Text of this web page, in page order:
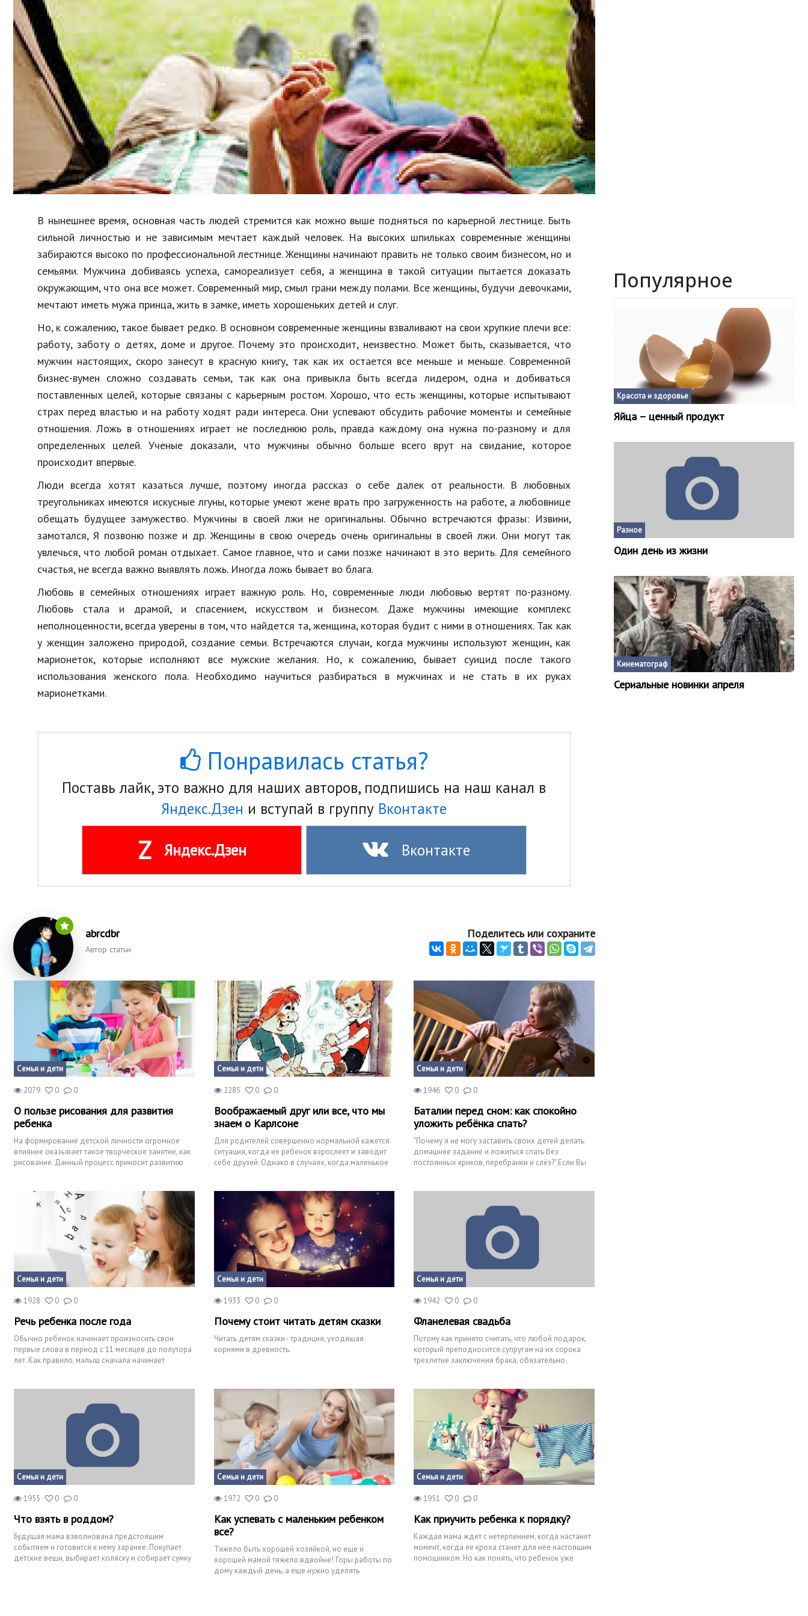
Образование
В мире
Культура
Авто, мото
Спорт
Знаменитости
Недвижимость
Спорт и фитнес
Психология и отношения
Творчество и рукоделие
Разное
Работа и бизнес
Животные
Еда и напитки
Мода и стиль
Бизнес
Хобби и развлечения
Финансы
Юриспруденция
Природа
Образование
Наука и технологии
В нынешнее время, основная часть людей стремится как можно выше подняться по карьерной лестнице. Быть
сильной личностью и не зависимым мечтает каждый человек. На высоких шпильках современные женщины
забираются высоко по профессиональной лестнице. Женщины начинают править не только своим бизнесом, но и
семьями. Мужчина добиваясь успеха, самореализует себя, а женщина в такой ситуации пытается доказать
окружающим, что она все может. Современный мир, смыл грани между полами. Все женщины, будучи девочками,
мечтают иметь мужа принца, жить в замке, иметь хорошеньких детей и слуг.
Но, к сожалению, такое бывает редко. В основном современные женщины взваливают на свои хрупкие плечи все:
работу, заботу о детях, доме и другое. Почему это происходит, неизвестно. Может быть, сказывается, что
мужчин настоящих, скоро занесут в красную книгу, так как их остается все меньше и меньше. Современной
бизнес-вумен сложно создавать семьи, так как она привыкла быть всегда лидером, одна и добиваться
поставленных целей, которые связаны с карьерным ростом. Хорошо, что есть женщины, которые испытывают
страх перед властью и на работу ходят ради интереса. Они успевают обсудить рабочие моменты и семейные
отношения. Ложь в отношениях играет не последнюю роль, правда каждому она нужна по-разному и для
определенных целей. Ученые доказали, что мужчины обычно больше всего врут на свидание, которое
происходит впервые.
Люди всегда хотят казаться лучше, поэтому иногда рассказ о себе далек от реальности. В любовных
треугольниках имеются искусные лгуны, которые умеют жене врать про загруженность на работе, а любовнице
обещать будущее замужество. Мужчины в своей лжи не оригинальны. Обычно встречаются фразы: Извини,
замотался, Я позвоню позже и др. Женщины в свою очередь очень оригинальны в своей лжи. Они могут так
увлечься, что любой роман отдыхает. Самое главное, что и сами позже начинают в это верить. Для семейного
счастья, не всегда важно выявлять ложь. Иногда ложь бывает во блага.
Любовь в семейных отношениях играет важную роль. Но, современные люди любовью вертят по-разному.
Любовь стала и драмой, и спасением, искусством и бизнесом. Даже мужчины имеющие комплекс
неполноценности, всегда уверены в том, что найдется та, женщина, которая будит с ними в отношениях. Так как
у женщин заложено природой, создание семьи. Встречаются случаи, когда мужчины используют женщин, как
марионеток, которые исполняют все мужские желания. Но, к сожалению, бывает суицид после такого
использования женского пола. Необходимо научиться разбираться в мужчинах и не стать в их руках
марионетками.
Понравилась статья?
Поставь лайк, это важно для наших авторов, подпишись на наш канал в
Яндекс.Дзен и вступай в группу Вконтакте
Z Яндекс.Дзен Вконтакте
abrcdbr
Автор статьи
Поделитесь или сохраните
Семья и дети
2079 0 0
О пользе рисования для развития
ребенка
На формирование детской личности огромное
влияние оказывает такое творческое занятие, как
рисование. Данный процесс приносит развитию
Семья и дети
2285 0 0
Воображаемый друг или все, что мы
знаем о Карлсоне
Для родителей совершенно нормальной кажется
ситуация, когда их ребенок взрослеет и заводит
себе друзей. Однако в случаях, когда маленькое
Семья и дети
1946 0 0
Баталии перед сном: как спокойно
уложить ребёнка спать?
"Почему я не могу заставить своих детей делать
домашнее задание и ложиться спать без
постоянных криков, перебранки и слёз?" Если Вы
Семья и дети
1928 0 0
Речь ребенка после года
Обычно ребенок начинает произносить свои
первые слова в период с 11 месяцев до полутора
лет. Как правило, малыш сначала начинает
Семья и дети
1933 0 0
Почему стоит читать детям сказки
Читать детям сказки - традиция, уходящая
корнями в древность.
Семья и дети
1942 0 0
Фланелевая свадьба
Потому как принято считать, что любой подарок,
который преподносится супругам на их сорока
трехлетие заключения брака, обязательно
Семья и дети
1955 0 0
Что взять в роддом?
Будущая мама взволнована предстоящим
событием и готовится к нему заранее. Покупает
детские вещи, выбирает коляску и собирает сумку
Семья и дети
1972 0 0
Как успевать с маленьким ребенком
все?
Тяжело быть хорошей хозяйкой, но еще и
хорошей мамой тяжело вдвойне! Горы работы по
дому каждый день, а еще нужно уделять
Семья и дети
1951 0 0
Как приучить ребенка к порядку?
Каждая мама ждет с нетерпением, когда настанет
момент, когда ее кроха станет для нее настоящим
помощником. Но как понять, что ребенок уже
Популярное
Красота и здоровье
Яйца – ценный продукт
Разное
Один день из жизни
Кинематограф
Сериальные новинки апреля